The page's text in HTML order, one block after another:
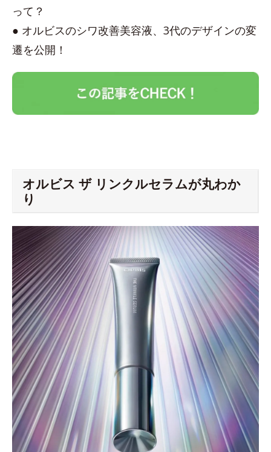
って？
● オルビスのシワ改善美容液、3代のデザインの変
遷を公開！
オルビス ザ リンクルセラムが丸わか
り